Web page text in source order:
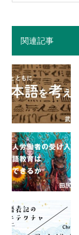
関連記事